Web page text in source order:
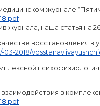
журнале
журнала, наша статья на
восстановления в
03-2018/
в